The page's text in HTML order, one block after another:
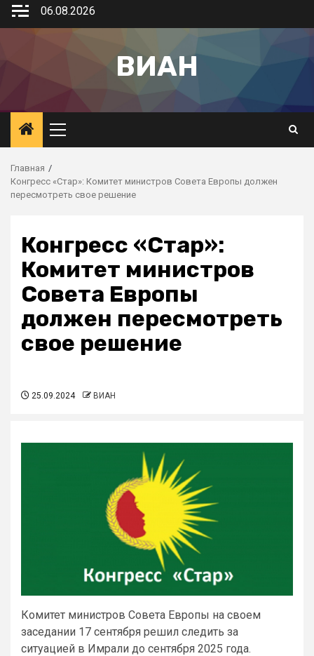
06.08.2026
ВИАН
Главная
Конгресс «Стар»: Комитет министров Совета Европы должен
пересмотреть свое решение
Конгресс «Стар»:
Комитет министров
Совета Европы
должен пересмотреть
свое решение
25.09.2024 ВИАН
Комитет министров Совета Европы на своем
заседании 17 сентября решил следить за
ситуацией в Имрали до сентября 2025 года.